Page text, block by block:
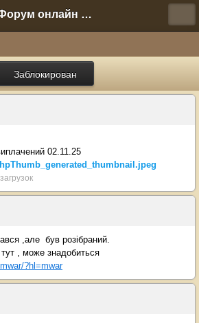
Форум онлайн игры "Новая Эра" (Нюра Биз)
Заблокирован
02.11.25
,але був розібраний.
, може знадобиться
?hl=mwar